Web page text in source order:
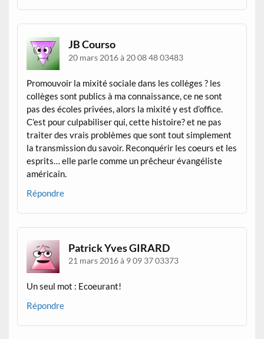
JB Courso
20 mars 2016 à 20 08 48 03483
Promouvoir la mixité sociale dans les collèges ? les
collèges sont publics à ma connaissance, ce ne sont
pas des écoles privées, alors la mixité y est d’office.
C’est pour culpabiliser qui, cette histoire? et ne pas
traiter des vrais problèmes que sont tout simplement
la transmission du savoir. Reconquérir les coeurs et les
esprits… elle parle comme un prêcheur évangéliste
américain.
Répondre
Patrick Yves GIRARD
21 mars 2016 à 9 09 37 03373
Un seul mot : Ecoeurant!
Répondre